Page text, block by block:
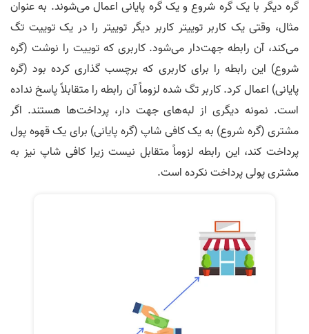
گره دیگر با یک گره شروع و یک گره پایانی اعمال می‌شوند. به عنوان
مثال، وقتی یک کاربر توییتر کاربر دیگر توییتر را در یک توییت تگ
می‌کند، آن رابطه جهت‌دار می‌شود. کاربری که توییت را نوشت (گره
شروع) این رابطه را برای کاربری که برچسب گذاری کرده بود (گره
پایانی) اعمال کرد. کاربر تگ شده لزوماً آن رابطه را متقابلاً پاسخ نداده
است. نمونه دیگری از لبه‌های جهت دار، پرداخت‌ها هستند. اگر
مشتری (گره شروع) به یک کافی شاپ (گره پایانی) برای یک قهوه پول
پرداخت کند، این رابطه لزوماً متقابل نیست زیرا کافی شاپ نیز به
مشتری پولی پرداخت نکرده است.